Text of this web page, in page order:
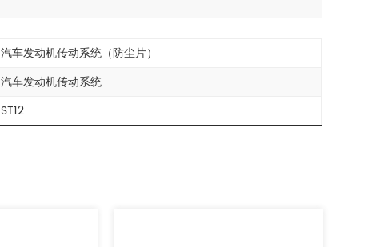
汽车发动机传动系统（防尘片）
汽车发动机传动系统
ST12